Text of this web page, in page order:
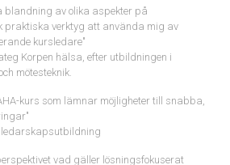
blandning av olika aspekter på
praktiska verktyg att använda mig av
kursledare"
Korpen hälsa, efter utbildningen i
mötesteknik.
kurs som lämnar möjligheter till snabba,
vad gäller lösningsfokuserat